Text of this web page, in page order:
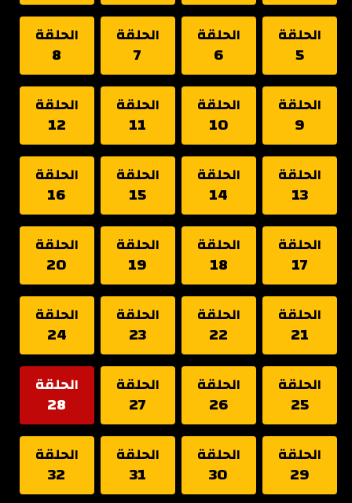
الحلقة
5
الحلقة
6
الحلقة
7
الحلقة
8
الحلقة
9
الحلقة
10
الحلقة
11
الحلقة
12
الحلقة
13
الحلقة
14
الحلقة
15
الحلقة
16
الحلقة
17
الحلقة
18
الحلقة
19
الحلقة
20
الحلقة
21
الحلقة
22
الحلقة
23
الحلقة
24
الحلقة
25
الحلقة
26
الحلقة
27
الحلقة
28
الحلقة
29
الحلقة
30
الحلقة
31
الحلقة
32